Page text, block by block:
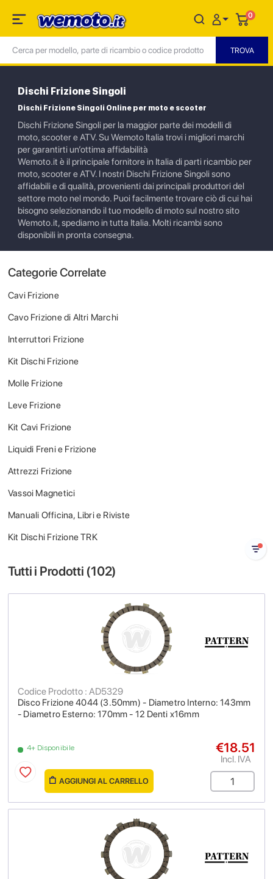
0
Dischi Frizione Singoli
Dischi Frizione Singoli Online per moto e scooter
Dischi Frizione Singoli per la maggior parte dei modelli di
moto, scooter e ATV. Su Wemoto Italia trovi i migliori marchi
per garantirti un’ottima affidabilità
Wemoto.it è il principale fornitore in Italia di parti ricambio per
moto, scooter e ATV. I nostri Dischi Frizione Singoli sono
affidabili e di qualità, provenienti dai principali produttori del
settore moto nel mondo. Puoi facilmente trovare ciò di cui hai
bisogno selezionando il tuo modello di moto sul nostro sito
Wemoto.it, spediamo in tutta Italia. Molti ricambi sono
disponibili in pronta consegna.
Categorie Correlate
Cavi Frizione
Cavo Frizione di Altri Marchi
Interruttori Frizione
Kit Dischi Frizione
Molle Frizione
Leve Frizione
Kit Cavi Frizione
Liquidi Freni e Frizione
Attrezzi Frizione
Vassoi Magnetici
Manuali Officina, Libri e Riviste
Kit Dischi Frizione TRK
Tutti i Prodotti (102)
Disco Frizione 4044 (3.50mm) - Diametro Interno: 143mm
- Diametro Esterno: 170mm - 12 Denti x16mm
Codice Prodotto : AD5329
4+ Disponibile €18.51
Incl. IVA
AGGIUNGI AL CARRELLO